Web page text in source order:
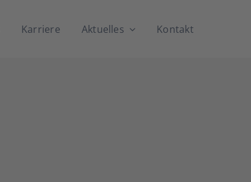
Kar­rie­re Aktu­el­les Kon­takt